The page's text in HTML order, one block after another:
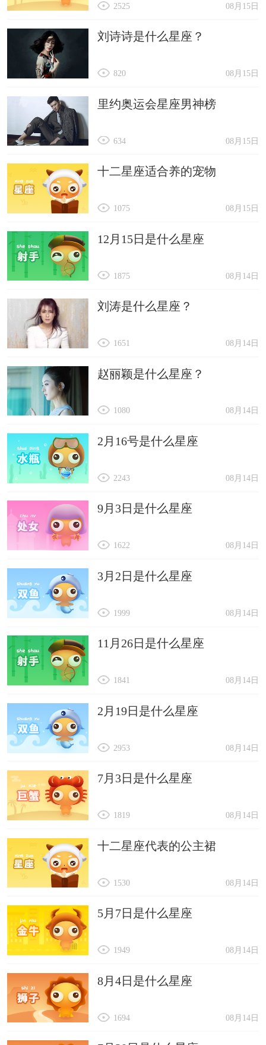
08月15日
2525
刘诗诗是什么星座？
08月15日
820
里约奥运会星座男神榜
08月15日
634
十二星座适合养的宠物
08月15日
1075
12月15日是什么星座
08月14日
1875
刘涛是什么星座？
08月14日
1651
赵丽颖是什么星座？
08月14日
1080
2月16号是什么星座
08月14日
2243
9月3日是什么星座
08月14日
1622
3月2日是什么星座
08月14日
1999
11月26日是什么星座
08月14日
1841
2月19日是什么星座
08月14日
2953
7月3日是什么星座
08月14日
1819
十二星座代表的公主裙
08月14日
1530
5月7日是什么星座
08月14日
1949
8月4日是什么星座
08月14日
1694